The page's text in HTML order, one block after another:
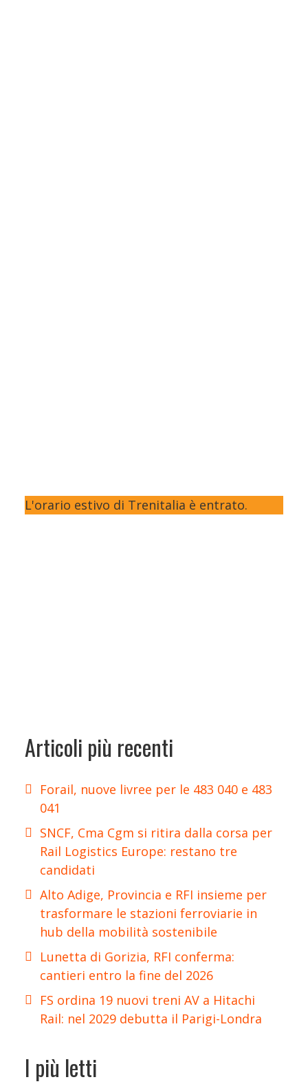
L'orario estivo di Trenitalia è entrato.
Articoli più recenti
Forail, nuove livree per le 483 040 e 483
041
SNCF, Cma Cgm si ritira dalla corsa per
Rail Logistics Europe: restano tre
candidati
Alto Adige, Provincia e RFI insieme per
trasformare le stazioni ferroviarie in
hub della mobilità sostenibile
Lunetta di Gorizia, RFI conferma:
cantieri entro la fine del 2026
FS ordina 19 nuovi treni AV a Hitachi
Rail: nel 2029 debutta il Parigi-Londra
I più letti